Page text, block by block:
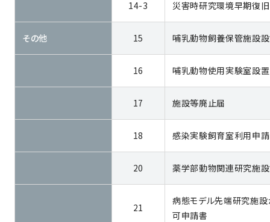
14-3 災害時研究環境早期復旧
その他 15 哺乳動物飼養保管施設
16 哺乳動物使用実験室設
17 施設等廃止届
18 感染実験飼育室利用申
20 薬学部動物関連研究施
21
病態モデル先端研究施
可申請書